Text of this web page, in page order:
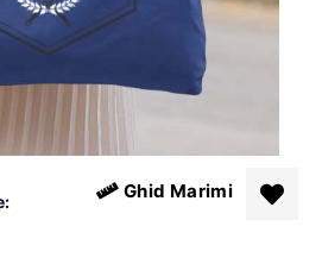
Ghid Marimi